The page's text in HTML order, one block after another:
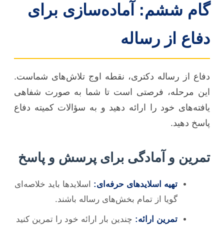
گام ششم: آماده‌سازی برای
دفاع از رساله
دفاع از رساله دکتری، نقطه اوج تلاش‌های شماست.
این مرحله، فرصتی است تا شما به صورت شفاهی
یافته‌های خود را ارائه دهید و به سؤالات کمیته دفاع
پاسخ دهید.
تمرین و آمادگی برای پرسش و پاسخ
تهیه اسلاید‌های حرفه‌ای: اسلایدها باید خلاصه‌ای
گویا از تمام بخش‌های رساله باشند.
تمرین ارائه: چندین بار ارائه خود را تمرین کنید